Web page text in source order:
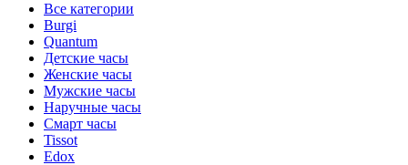
Все категории
Burgi
Quantum
Детские часы
Женские часы
Мужские часы
Наручные часы
Смарт часы
Tissot
Edox